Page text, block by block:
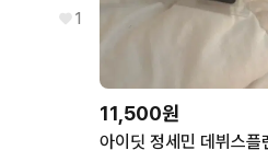
1
11,500원